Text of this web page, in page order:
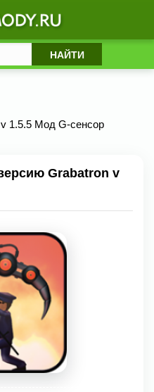
1.5.5 Мод G-сенсор
Grabatron v